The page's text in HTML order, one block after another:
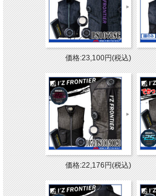
価格:23,100円(税込)
価格:22,176円(税込)